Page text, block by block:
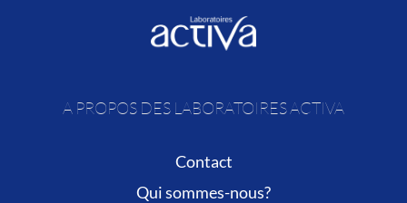
A PROPOS DES LABORATOIRES ACTIVA
Contact
Qui sommes-nous?